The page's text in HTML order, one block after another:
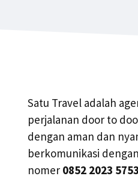
Satu Travel adalah
perjalanan door to
dengan aman dan
berkomunikasi
nomer 0852 2023 5753